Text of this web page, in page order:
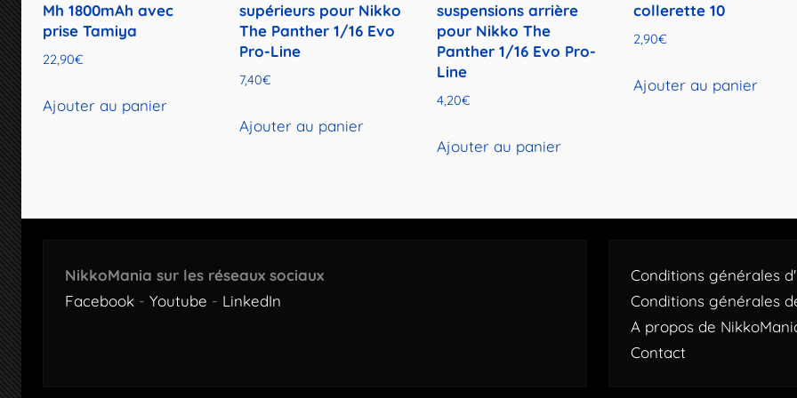
Mh 1800mAh avec
prise Tamiya
22,90€
Ajouter au panier
supérieurs pour Nikko
The Panther 1/16 Evo
Pro-Line
7,40€
Ajouter au panier
suspensions arrière
pour Nikko The
Panther 1/16 Evo Pro-
Line
4,20€
Ajouter au panier
collerette 10
2,90€
Ajouter au panier
NikkoMania sur les réseaux sociaux
Facebook - Youtube - LinkedIn
Conditions générales
Conditions générales
A propos de
Contact